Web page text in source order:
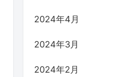
2024年4月
2024年3月
2024年2月